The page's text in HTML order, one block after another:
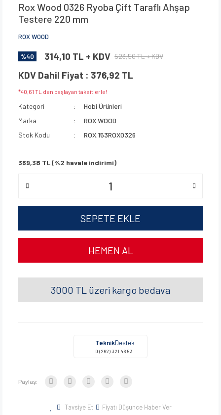
Rox Wood 0326 Ryoba Çift Taraflı Ahşap
Testere 220 mm
ROX WOOD
%40 314,10 TL + KDV 523,50 TL + KDV
KDV Dahil Fiyat : 376,92 TL
*40,61 TL den başlayan taksitlerle!
Kategori
Hobi Ürünleri
Marka
ROX WOOD
Stok Kodu
ROX.153ROX0326
369,38 TL (%2 havale indirimi)
SEPETE EKLE
HEMEN AL
3000 TL üzeri kargo bedava
TeknikDestek
0 (262) 321 46 53
Paylaş:
Tavsiye Et Fiyatı Düşünce Haber Ver